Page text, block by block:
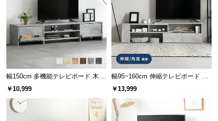
幅150cm 多機能テレビボード 木
目/石目調 オープン収納・引き出し
￥10,999
幅95~160cm 伸縮テレビボード ア
レンジ多彩 引き出し収納 角度調節
￥13,999